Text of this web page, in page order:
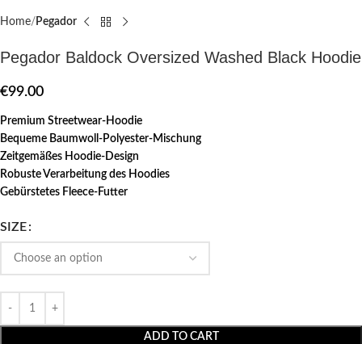
Home Pegador​
Pegador Baldock Oversized Washed Black Hoodie
€99.00
Premium Streetwear-Hoodie
Bequeme Baumwoll-Polyester-Mischung
Zeitgemäßes Hoodie-Design
Robuste Verarbeitung des Hoodies
Gebürstetes Fleece-Futter
SIZE
ADD TO CART